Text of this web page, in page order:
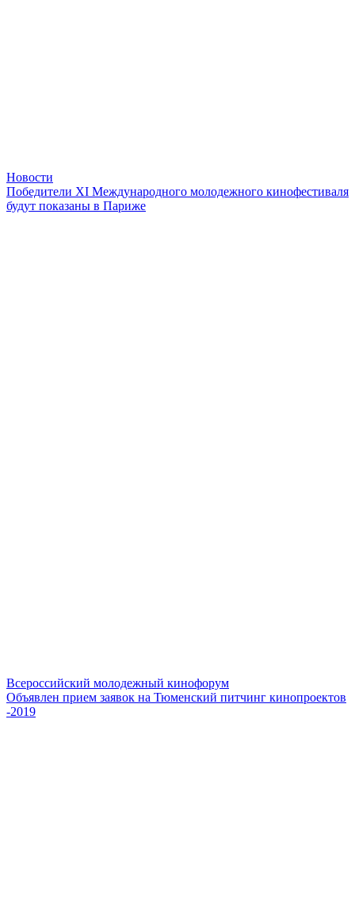
Новости
Победители XI Международного молодежного кинофестиваля
будут показаны в Париже
Всероссийский молодежный кинофорум
Объявлен прием заявок на Тюменский питчинг кинопроектов
-2019